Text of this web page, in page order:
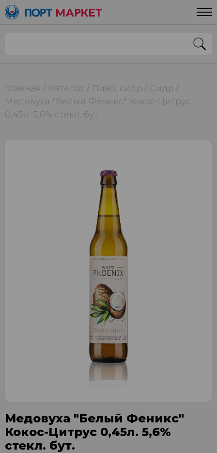
Главная Каталог Пиво, сидр
Сидр
Медовуха "Белый Феникс" Кокос-Цитрус
0,45л. 5,6% стекл. бут.
Медовуха "Белый Феникс"
Кокос-Цитрус 0,45л. 5,6%
стекл. бут.